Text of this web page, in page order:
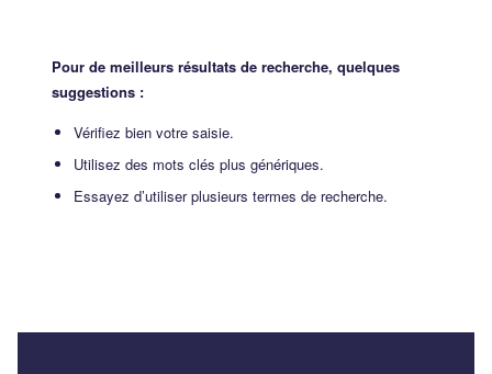
Pour de meilleurs résultats de recherche, quelques
suggestions :
Vérifiez bien votre saisie.
Utilisez des mots clés plus génériques.
Essayez d’utiliser plusieurs termes de recherche.